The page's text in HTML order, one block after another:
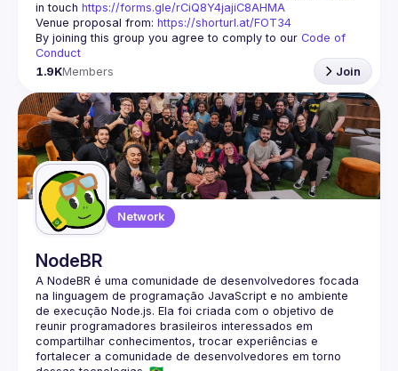
in touch https://forms.gle/rCiQ8Y4jajiC8AHMA
Venue proposal from: https://shorturl.at/FOT34
By joining this group you agree to comply to our Code of
Conduct
1.9KMembers Join
Network
NodeBR
A NodeBR é uma comunidade de desenvolvedores focada
na linguagem de programação JavaScript e no ambiente
de execução Node.js. Ela foi criada com o objetivo de
reunir programadores brasileiros interessados em
compartilhar conhecimentos, trocar experiências e
fortalecer a comunidade de desenvolvedores em torno